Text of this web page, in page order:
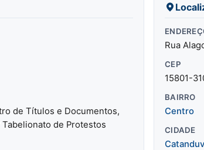
de Títulos e Documentos,
de Protestos
Rua
CEP
15801-
BAIRRO
Centro
CIDADE